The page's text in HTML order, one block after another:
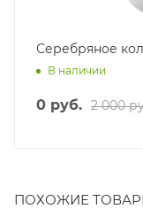
Серебряное
В наличии
0 руб. 2 000
ПОХОЖИЕ